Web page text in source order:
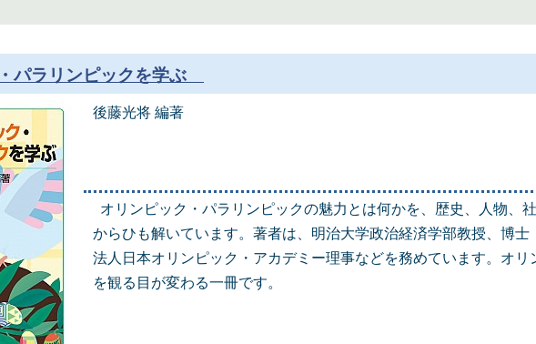
パラリンピックを学ぶ
後藤光将 編著
オリンピック・パラリンピックの魅力とは何かを、歴史、人物、
からひも解いています。著者は、明治大学政治経済学部教授、博
法人日本オリンピック・アカデミー理事などを務めています。オリ
を観る目が変わる一冊です。